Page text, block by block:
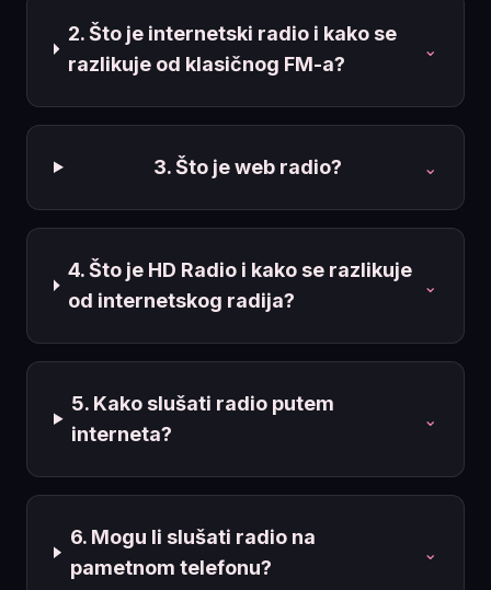
2. Što je internetski radio i kako se
razlikuje od klasičnog FM-a?
⌄
3. Što je web radio? ⌄
4. Što je HD Radio i kako se razlikuje
od internetskog radija?
⌄
5. Kako slušati radio putem
interneta?
⌄
6. Mogu li slušati radio na
pametnom telefonu?
⌄